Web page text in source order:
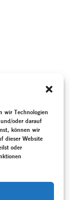
wir Technologien
oder darauf
können wir
dieser Website
oder